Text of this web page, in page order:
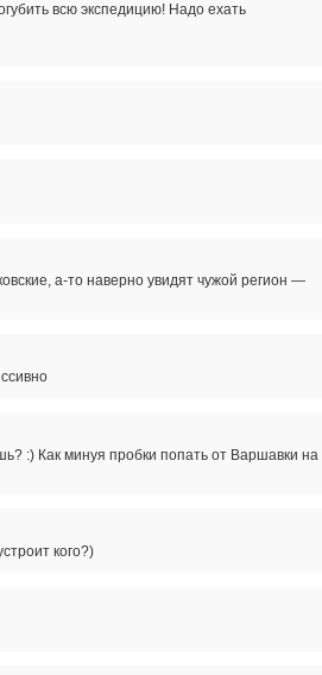
всю экспедицию! Надо ехать
а-то наверно увидят чужой регион —
:) Как минуя пробки попать от Варшавки на
кого?)